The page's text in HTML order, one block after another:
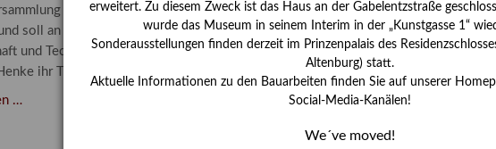
der Vereinten Nationen beschlossen. Er wird jährlich am 11. Februar
soll an die entscheidende Rolle erinnern, die Mädchen und Frauen in
und Technologie spielen. In ihrem Blogbeitrag stellt Provenienzforscherin
ihr Tätigkeitsfeld vor.
…Verschenkt,
erweitert. Zu diesem Zweck ist das Haus an der Gabelentzstraße
wurde das Museum in seinem Interim in der „Kunstgasse 1“
Sonderausstellungen finden derzeit im Prinzenpalais des
Altenburg) statt.
Aktuelle Informationen zu den Bauarbeiten finden Sie auf unserer
Social-Media-Kanälen!
We´ve moved!